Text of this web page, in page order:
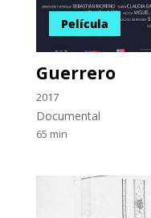
Película
Guerrero
2017
Documental
65 min